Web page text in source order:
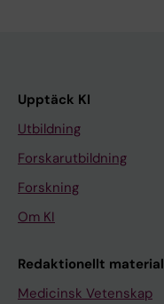
Upptäck KI
Utbildning
Forskarutbildning
Forskning
Om KI
Redaktionellt material
Medicinsk Vetenskap